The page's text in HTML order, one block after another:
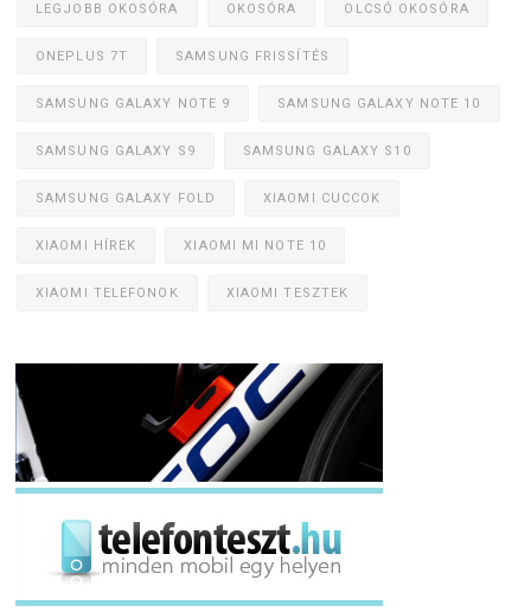
LEGJOBB OKOSÓRA OKOSÓRA OLCSÓ OKOSÓRA
ONEPLUS 7T SAMSUNG FRISSÍTÉS
SAMSUNG GALAXY NOTE 9 SAMSUNG GALAXY NOTE 10
SAMSUNG GALAXY S9 SAMSUNG GALAXY S10
SAMSUNG GALAXY FOLD XIAOMI CUCCOK
XIAOMI HÍREK XIAOMI MI NOTE 10
XIAOMI TELEFONOK XIAOMI TESZTEK